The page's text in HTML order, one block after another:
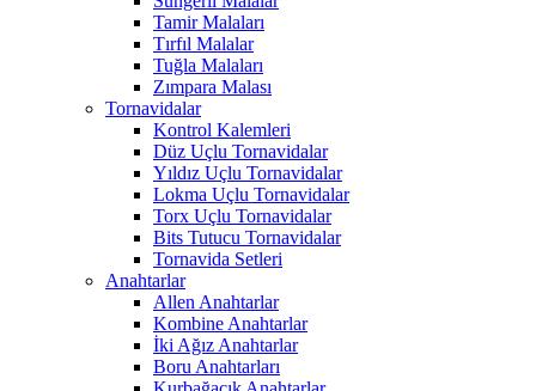
Tamir Malaları
Tırfıl Malalar
Tuğla Malaları
Zımpara Malası
Tornavidalar
Kontrol Kalemleri
Düz Uçlu Tornavidalar
Yıldız Uçlu Tornavidalar
Lokma Uçlu Tornavidalar
Torx Uçlu Tornavidalar
Bits Tutucu Tornavidalar
Tornavida Setleri
Anahtarlar
Allen Anahtarlar
Kombine Anahtarlar
İki Ağız Anahtarlar
Boru Anahtarları